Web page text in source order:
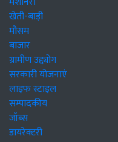
खेती-बाड़ी
मौसम
बाजार
ग्रामीण उद्द्योग
सरकारी योजनाएं
लाइफ स्टाइल
सम्पादकीय
जॉब्स
डायरेक्टरी